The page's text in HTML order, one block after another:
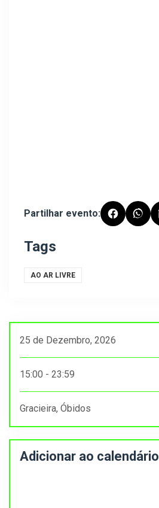
Partilhar evento:
Tags
AO AR LIVRE
25 de Dezembro, 2026
15:00 - 23:59
Gracieira, Óbidos
Adicionar ao calendário